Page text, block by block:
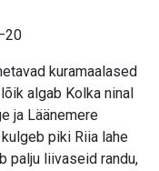
kuramaalased
algab Kolka ninal
ja Läänemere
piki Riia lahe
palju liivaseid randu,